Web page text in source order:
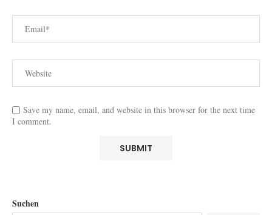
Save my name, email, and website in this browser for the next time
I comment.
Suchen